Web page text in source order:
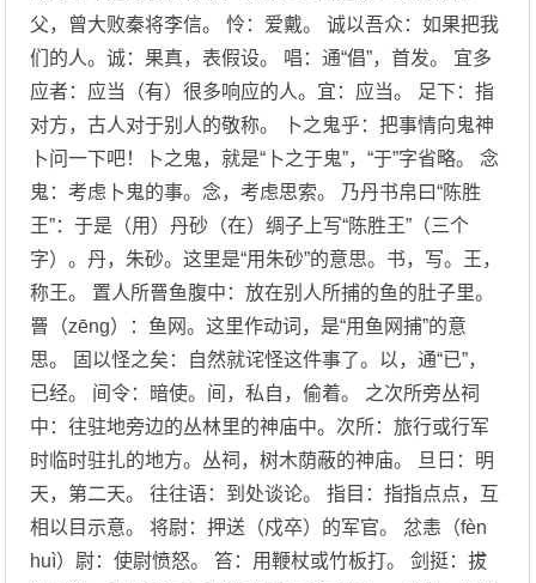
父，曾大败秦将李信。 怜：爱戴。 诚以吾众：如果把我
们的人。诚：果真，表假设。 唱：通“倡”，首发。 宜多
应者：应当（有）很多响应的人。宜：应当。 足下：指
对方，古人对于别人的敬称。 卜之鬼乎：把事情向鬼神
卜问一下吧！卜之鬼，就是“卜之于鬼”，“于”字省略。 念
鬼：考虑卜鬼的事。念，考虑思索。 乃丹书帛曰“陈胜
王”：于是（用）丹砂（在）绸子上写“陈胜王”（三个
字）。丹，朱砂。这里是“用朱砂”的意思。书，写。王，
称王。 置人所罾鱼腹中：放在别人所捕的鱼的肚子里。
罾（zēng）：鱼网。这里作动词，是“用鱼网捕”的意
思。 固以怪之矣：自然就诧怪这件事了。以，通“已”，
已经。 间令：暗使。间，私自，偷着。 之次所旁丛祠
中：往驻地旁边的丛林里的神庙中。次所：旅行或行军
时临时驻扎的地方。丛祠，树木荫蔽的神庙。 旦日：明
天，第二天。 往往语：到处谈论。 指目：指指点点，互
相以目示意。 将尉：押送（戍卒）的军官。 忿恚（fèn
huì）尉：使尉愤怒。 笞：用鞭杖或竹板打。 剑挺：拔